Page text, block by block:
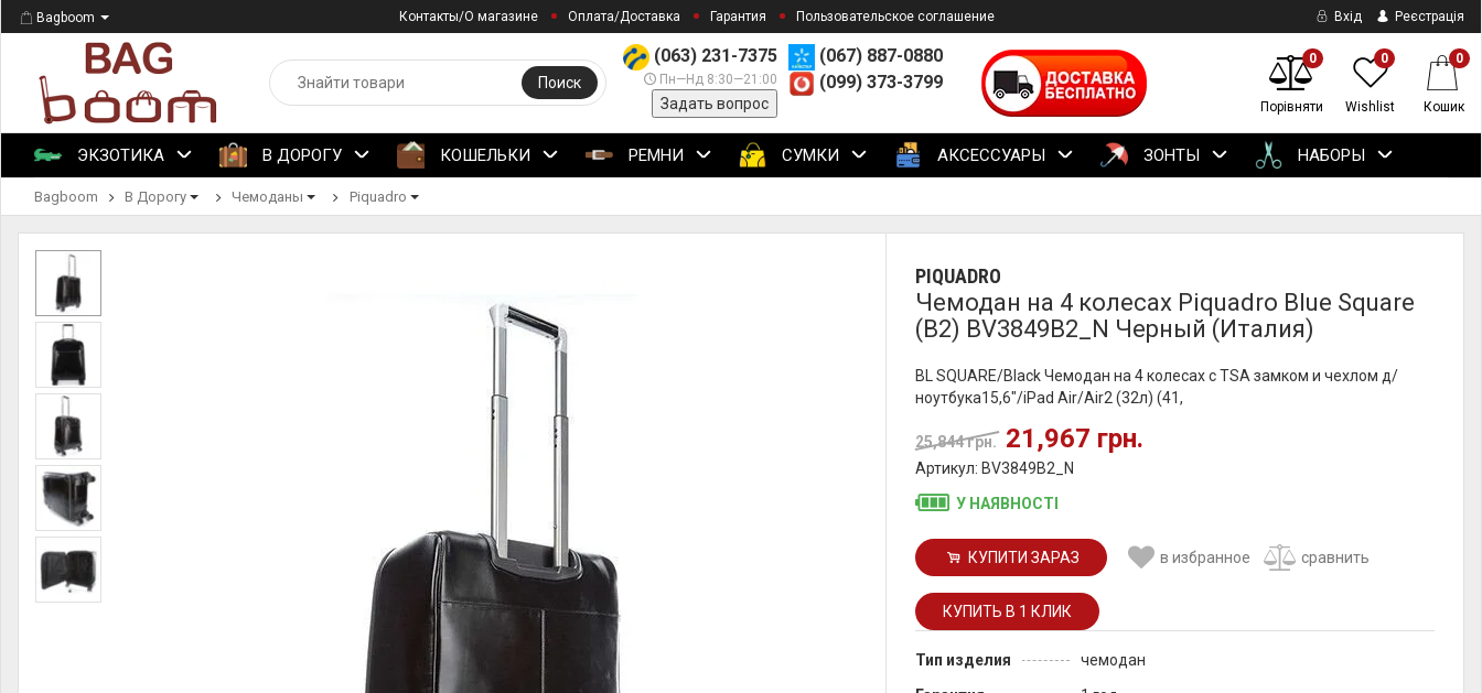
Bagboom Контакты/О магазине Оплата/Доставка Гарантия Пользовательское соглашение Вхід Реєстрація
(063) 231-7375
Пн—Нд 8:30—21:00
Задать вопрос
(067) 887-0880
(099) 373-3799
Поиск
0
Порівняти
0
Wishlist
0
Кошик
ЭКЗОТИКА В ДОРОГУ КОШЕЛЬКИ РЕМНИ СУМКИ АКСЕССУАРЫ ЗОНТЫ НАБОРЫ
Bagboom В Дорогу Чемоданы Piquadro
PIQUADRO
Чемодан на 4 колесах Piquadro Blue Square
(B2) BV3849B2_N Черный (Италия)
BL SQUARE/Black Чемодан на 4 колесах с TSA замком и чехлом д/
ноутбука15,6"/iPad Air/Air2 (32л) (41,
25,844 грн. 21,967 грн.
Артикул: BV3849B2_N
У НАЯВНОСТІ
КУПИТИ ЗАРАЗ в избранное сравнить
Тип изделия
чемодан